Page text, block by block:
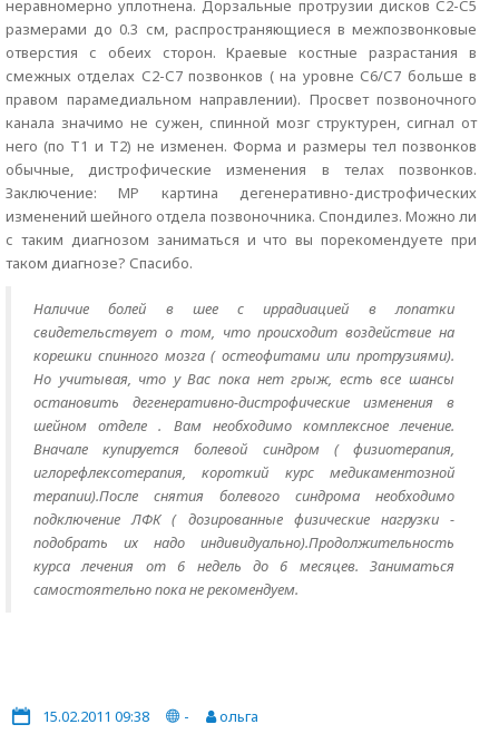
неравномерно уплотнена. Дорзальные протрузии дисков С2-С5
размерами до 0.3 см, распространяющиеся в межпозвонковые
отверстия с обеих сторон. Краевые костные разрастания в
смежных отделах С2-С7 позвонков ( на уровне С6/С7 больше в
правом парамедиальном направлении). Просвет позвоночного
канала значимо не сужен, спинной мозг структурен, сигнал от
него (по Т1 и Т2) не изменен. Форма и размеры тел позвонков
обычные, дистрофические изменения в телах позвонков.
Заключение: МР картина дегенеративно-дистрофических
изменений шейного отдела позвоночника. Спондилез. Можно ли
с таким диагнозом заниматься и что вы порекомендуете при
таком диагнозе? Спасибо.
Наличие болей в шее с иррадиацией в лопатки
свидетельствует о том, что происходит воздействие на
корешки спинного мозга ( остеофитами или протрузиями).
Но учитывая, что у Вас пока нет грыж, есть все шансы
остановить дегенеративно-дистрофические изменения в
шейном отделе . Вам необходимо комплексное лечение.
Вначале купируется болевой синдром ( физиотерапия,
иглорефлексотерапия, короткий курс медикаментозной
терапии).После снятия болевого синдрома необходимо
подключение ЛФК ( дозированные физические нагрузки -
подобрать их надо индивидуально).Продолжительность
курса лечения от 6 недель до 6 месяцев. Заниматься
самостоятельно пока не рекомендуем.
15.02.2011 09:38 -
ольга